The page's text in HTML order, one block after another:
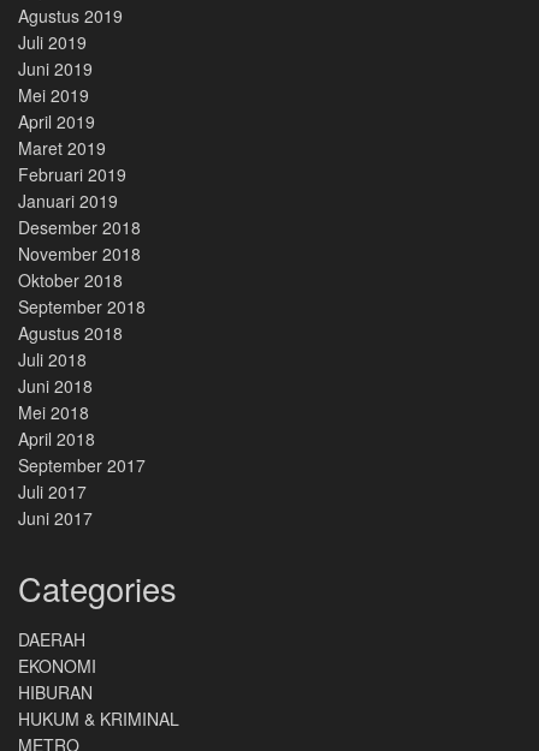
Agustus 2019
Juli 2019
Juni 2019
Mei 2019
April 2019
Maret 2019
Februari 2019
Januari 2019
Desember 2018
November 2018
Oktober 2018
September 2018
Agustus 2018
Juli 2018
Juni 2018
Mei 2018
April 2018
September 2017
Juli 2017
Juni 2017
Categories
DAERAH
EKONOMI
HIBURAN
HUKUM & KRIMINAL
METRO